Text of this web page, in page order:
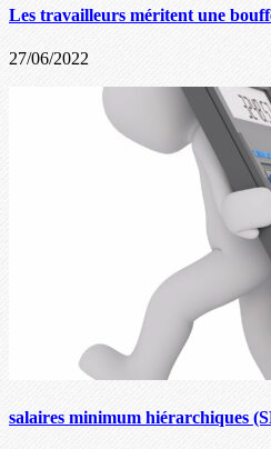
Les travailleurs méritent une
27/06/2022
salaires minimum hiérarchiques